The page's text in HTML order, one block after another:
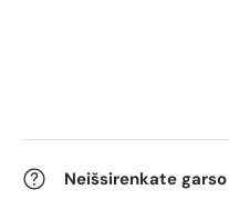
Neišsirenkate